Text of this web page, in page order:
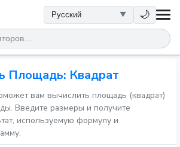
🌙
Площадь: Квадрат
вам вычислить площадь (квадрат)
Введите размеры и получите
используемую формулу и